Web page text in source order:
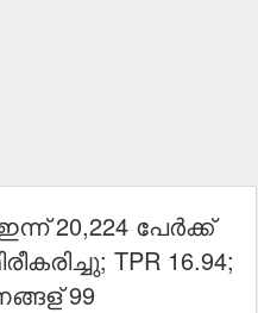
20,224 പേര്‍ക്ക്
TPR 16.94;
99